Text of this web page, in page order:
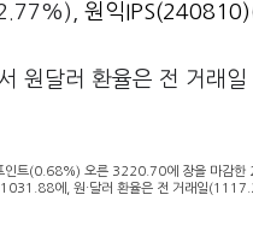
원익IPS(240810)
원달러 환율은 전 거
트(0.68%) 오른 3220.70에 장을 마감한
에, 원·달러 환율은 전 거래일